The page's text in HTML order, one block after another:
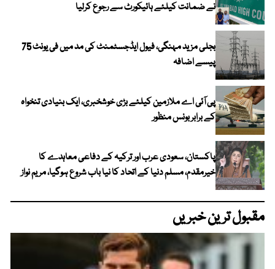
نے ضمانت کیلئے ہائیکورٹ سے رجوع کرلیا
بجلی مزید مہنگی، فیول ایڈجسٹمنٹ کی مد میں فی یونٹ 75
پیسے اضافہ
پی آئی اے ملازمین کیلئے بڑی خوشخبری، ایک بنیادی تنخواہ
کے برابر بونس منظور
پاکستان، سعودی عرب اور ترکیہ کے دفاعی معاہدے کا
خیرمقدم، مسلم دنیا کے اتحاد کا نیا باب شروع ہوگیا، مریم نواز
مقبول ترین خبریں